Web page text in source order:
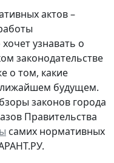
актов –
узнавать о
законодательстве
о том, какие
будущем.
законов города
Правительства
самих нормативных